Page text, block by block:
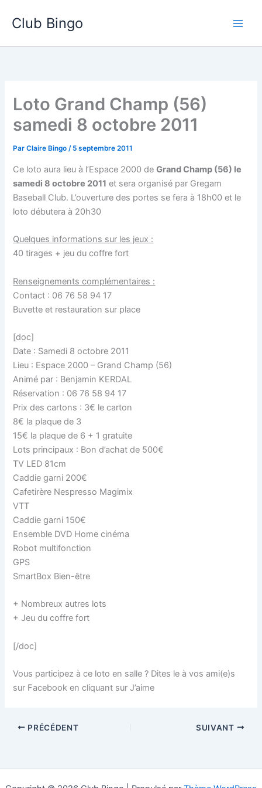
Club Bingo
Loto Grand Champ (56)
samedi 8 octobre 2011
ParClaire Bingo/ 5 septembre 2011
Ce loto aura lieu à l’Espace 2000 deGrand Champ (56) le
samedi 8 octobre 2011 et sera organisé par Gregam
Baseball Club. L’ouverture des portes se fera à 18h00 et le
loto débutera à 20h30
Quelques informations sur les jeux :
40 tirages + jeu du coffre fort
Renseignements complémentaires :
Contact : 06 76 58 94 17
Buvette et restauration sur place
[doc]
Date : Samedi 8 octobre 2011
Lieu : Espace 2000 – Grand Champ (56)
Animé par : Benjamin KERDAL
Réservation : 06 76 58 94 17
Prix des cartons : 3€ le carton
8€ la plaque de 3
15€ la plaque de 6 + 1 gratuite
Lots principaux : Bon d’achat de 500€
TV LED 81cm
Caddie garni 200€
Cafetirère Nespresso Magimix
VTT
Caddie garni 150€
Ensemble DVD Home cinéma
Robot multifonction
GPS
SmartBox Bien-être
+ Nombreux autres lots
+ Jeu du coffre fort
[/doc]
Vous participez à ce loto en salle ? Dites le à vos ami(e)s
sur Facebook en cliquant sur J’aime
PRÉCÉDENT SUIVANT